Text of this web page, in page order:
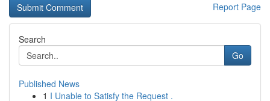
Report Page
Search
Go
Published News
1 I Unable to Satisfy the Request .